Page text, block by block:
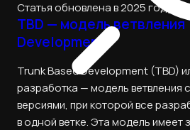
Статья обновлена в 2025 году
TBD — модель ветвления
Development
Trunk Based Development (TBD)
разработка — модель ветвления
версиями, при которой все
в одной ветке. Эта модель имеет